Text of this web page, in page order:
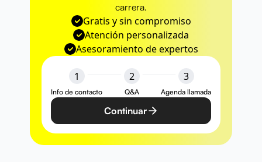
carrera.
1
Info de contacto
2
Q&A
3
Agenda llamada
Continuar
Gratis y sin compromiso
Atención personalizada
Asesoramiento de expertos